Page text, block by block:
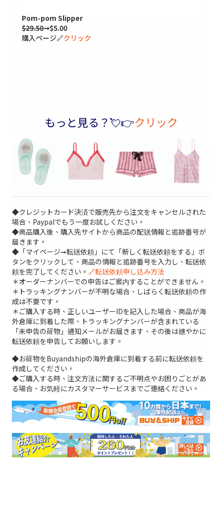
Pom-pom Slipper
$29.50➞$5.00
購入ページ🔗クリック
もっと見る？💘👉クリック
◆クレジットカード決済で販売先から注文をキャンセルされた
場合、Paypalでもう一度お試しください。
◆商品購入後、購入先サイトから商品の配送情報と追跡番号が
届きます。
◆「マイページ➞転送依頼」にて「新しく転送依頼をする」ボ
タンをクリックして、商品の情報と追跡番号を入力し、転送依
頼を完了してください。 🔗転送依頼申し込み方法
＊オーダーナンバーでの申告はご案内することができません。
＊トラッキングナンバーが不明な場合、しばらく転送依頼の作
成は不要です。
＊ご購入する時、正しいユーザーIDを記入した場合、商品が海
外倉庫に到着した際、トラッキングナンバーが含まれている
「未申告の荷物」通知メールがお届きます、その後は速やかに
転送依頼を申告してお願いします。
◆お荷物をBuyandshipの海外倉庫に到着する前に転送依頼を
作成してください。
◆ご購入する時、注文方法に関するご不明点やお困りごとがあ
る場合、お気軽にカスタマーサービスまでご連絡ください。